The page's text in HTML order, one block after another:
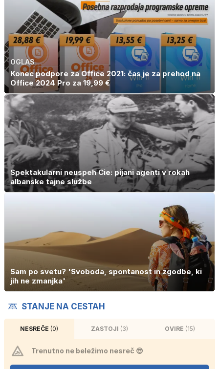
OGLAS
Konec podpore za Office 2021: čas je za prehod na
Office 2024 Pro za 19,99 €
Spektakularni neuspeh Cie: pijani agenti v rokah
albanske tajne službe
Sam po svetu? 'Svoboda, spontanost in zgodbe, ki
jih ne zmanjka'
STANJE NA CESTAH
NESREČE (0) ZASTOJI (3) OVIRE (15)
Trenutno ne beležimo nesreč 😎